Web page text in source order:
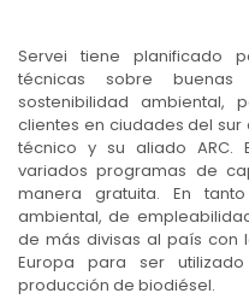
Servei tiene planificado
técnicas sobre
sostenibilidad ambiental,
clientes en ciudades del
técnico y su aliado ARC.
variados programas de
manera gratuita. En
ambiental, de
de más divisas al país con
Europa para ser
producción de biodiésel.